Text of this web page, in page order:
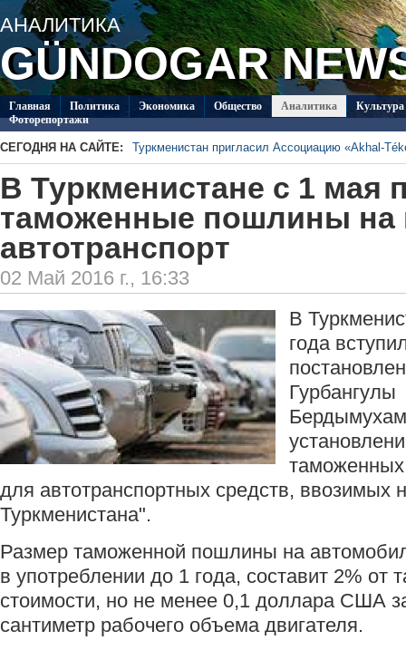
АНАЛИТИКА
GÜNDOGAR
Главная Политикa Экономика Общество Аналитика
Культура
Фоторепортажи
СЕГОДНЯ НА САЙТЕ:
Туркменистан пригласил Ассоциацию «Akhal-
В Туркменистане отметят День Каспийского
Туркменский студент вошёл в число лауреатов
Шотландии
Второй круг чемпионата Туркменистана по
«Аркадаг» – «Мерв»
Туркменские каратисты завоевали 21 медаль
Актау
В Туркменистане с 1 мая
таможенные пошлины на
автотранспорт
02 Май 2016 г., 16:33
В
года
Гурбангулы
для автотранспортных средств, ввозимых
Туркменистана".
Размер таможенной пошлины на
в употреблении до 1 года, составит 2% от
стоимости, но не менее 0,1 доллара США
сантиметр рабочего объема двигателя.